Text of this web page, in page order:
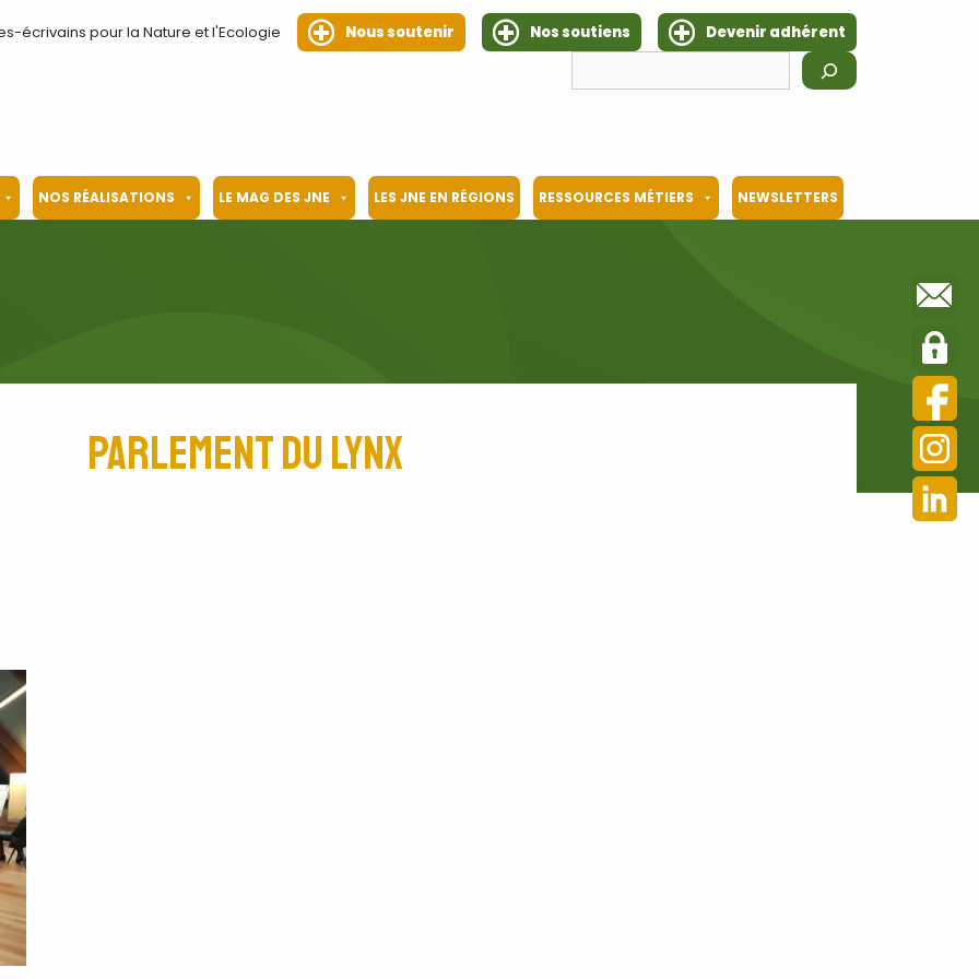
écrivains pour la Nature et l'Ecologie Nous soutenir Nos soutiens
Devenir adhérent
NOS RÉALISATIONS LE MAG DES JNE LES JNE EN RÉGIONS RESSOURCES MÉTIERS NEWSLETTERS
Parlement du lynx